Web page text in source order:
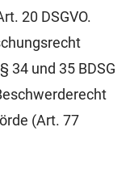
20 DSGVO.
34 und 35 BDSG
(Art. 77